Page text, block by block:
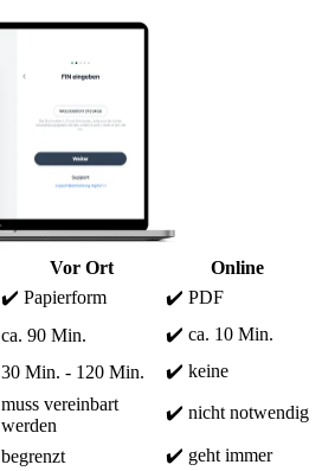
Vor Ort
Online
✔️ Papierform
✔️ PDF
ca. 90 Min.
✔️ ca. 10 Min.
30 Min. - 120 Min. ✔️ keine
muss vereinbart
werden
✔️ nicht notwendig
begrenzt ✔️ geht immer